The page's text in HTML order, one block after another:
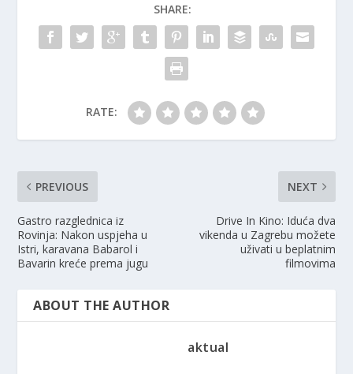
SHARE:
RATE:
PREVIOUS
Gastro razglednica iz
Rovinja: Nakon uspjeha u
Istri, karavana Babarol i
Bavarin kreće prema jugu
NEXT
Drive In Kino: Iduća dva
vikenda u Zagrebu možete
uživati ​​u beplatnim
filmovima
ABOUT THE AUTHOR
aktual